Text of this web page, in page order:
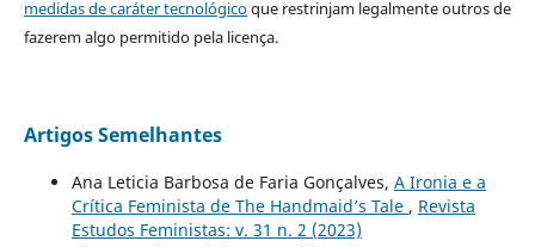
medidas de caráter tecnológicoque restrinjam legalmente outros de
fazerem algo permitido pela licença.
Artigos Semelhantes
Ana Leticia Barbosa de Faria Gonçalves, A Ironia e a
Crítica Feminista de The Handmaid’s Tale , Revista
Estudos Feministas: v. 31 n. 2 (2023)